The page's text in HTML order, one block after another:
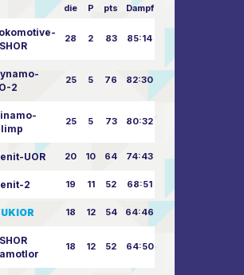
die P pts Dampf
28 2 83 85:14
2
25 5 76 82:30
25 5 73 80:32
UOR 20 10 64 74:43
2 19 11 52 68:51
18 12 54 64:46
18 12 52 64:50